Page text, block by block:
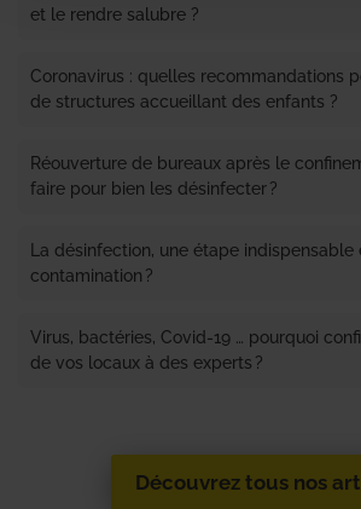
et le rendre salubre ?
Coronavirus : quelles recommandations
de structures accueillant des enfants ?
Réouverture de bureaux après le
faire pour bien les désinfecter ?
La désinfection, une étape indispensable
contamination ?
Virus, bactéries, Covid-19 … pourquoi
de vos locaux à des experts ?
Découvrez tous nos